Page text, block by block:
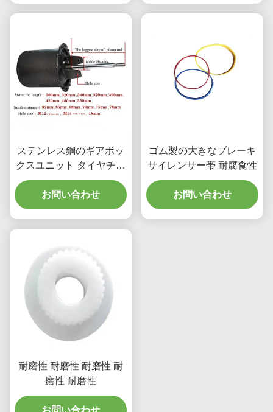
ステンレス鋼のギアボッ
クスユニット タイヤチェ
ンジャーのための防塵
お問い合わせ
ゴム製の大きなブレーキ
サイレンサー帯 耐腐食性
お問い合わせ
耐磨性 耐磨性 耐磨性 耐
磨性 耐磨性